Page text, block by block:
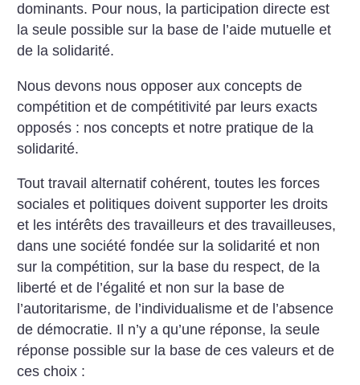
dominants. Pour nous, la participation directe est
la seule possible sur la base de l’aide mutuelle et
de la solidarité.
Nous devons nous opposer aux concepts de
compétition et de compétitivité par leurs exacts
opposés : nos concepts et notre pratique de la
solidarité.
Tout travail alternatif cohérent, toutes les forces
sociales et politiques doivent supporter les droits
et les intérêts des travailleurs et des travailleuses,
dans une société fondée sur la solidarité et non
sur la compétition, sur la base du respect, de la
liberté et de l’égalité et non sur la base de
l’autoritarisme, de l’individualisme et de l’absence
de démocratie. Il n’y a qu’une réponse, la seule
réponse possible sur la base de ces valeurs et de
ces choix :